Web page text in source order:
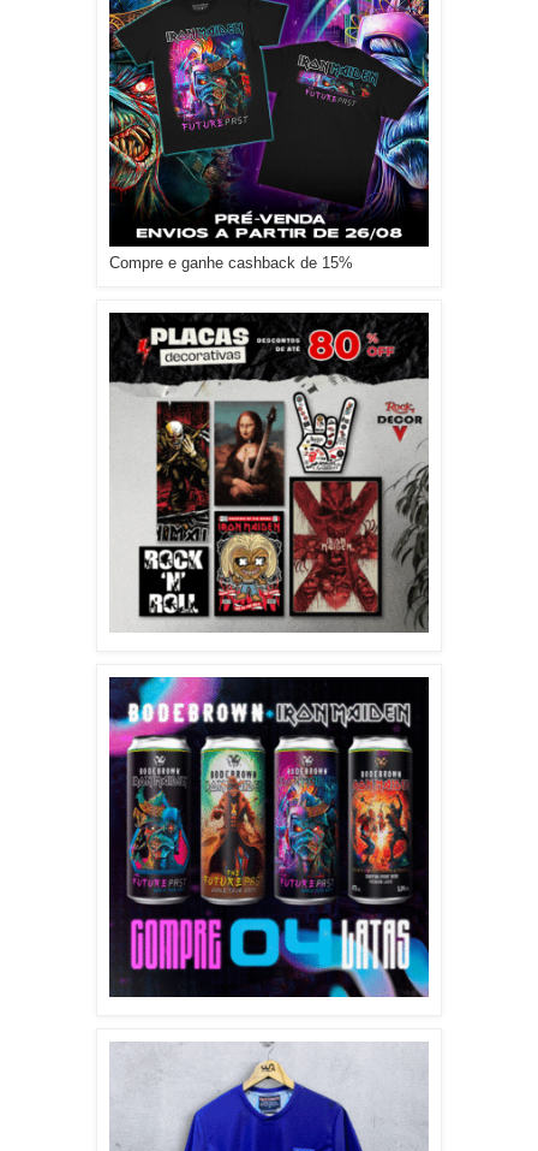
Compre e ganhe cashback de 15%